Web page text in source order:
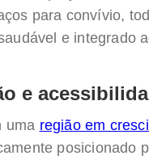
para convívio,
e integrado
e
uma região em
posicionado